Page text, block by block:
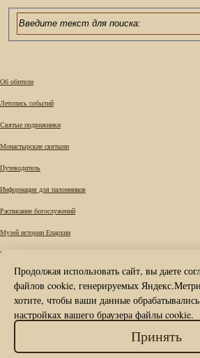
Об обители
Летопись событий
Святые подвижники
Монастырские святыни
Путеводитель
Информация для паломников
Расписание богослужений
Музей истории Епархии
Требы
Вопрос к наместнику
Контакты
Продолжая использовать сайт, вы даете
файлов cookie, генерируемых
хотите, чтобы ваши данные
настройках вашего браузера файлы cookie.
Принять